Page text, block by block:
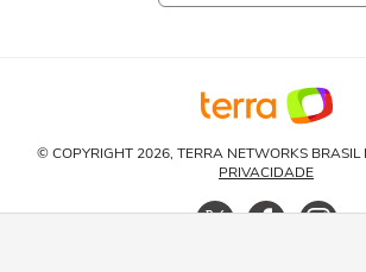
© COPYRIGHT 2026, TERRA NETWORKS BRASIL
PRIVACIDADE